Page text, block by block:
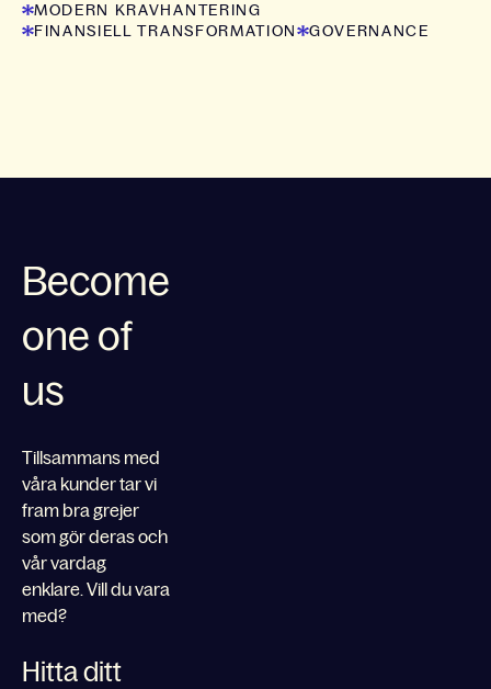
MODERN KRAVHANTERING
FINANSIELL TRANSFORMATION
GOVERNANCE
Become
one of
us
Tillsammans med
våra kunder tar vi
fram bra grejer
som gör deras och
vår vardag
enklare. Vill du vara
med?
Hitta ditt